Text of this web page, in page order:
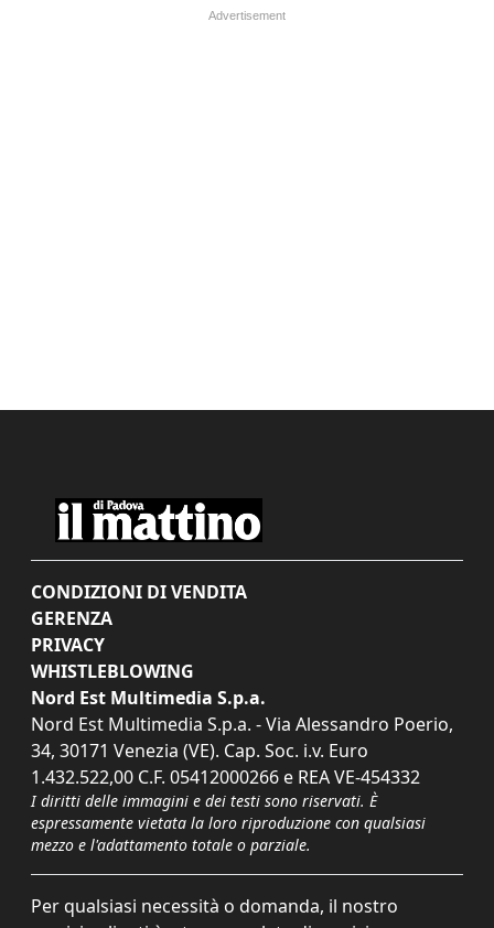
CONDIZIONI DI VENDITA
GERENZA
PRIVACY
WHISTLEBLOWING
Nord Est Multimedia S.p.a.
Nord Est Multimedia S.p.a. - Via Alessandro Poerio,
34, 30171 Venezia (VE). Cap. Soc. i.v. Euro
1.432.522,00 C.F. 05412000266 e REA VE-454332
I diritti delle immagini e dei testi sono riservati. È
espressamente vietata la loro riproduzione con qualsiasi
mezzo e l'adattamento totale o parziale.
Per qualsiasi necessità o domanda, il nostro